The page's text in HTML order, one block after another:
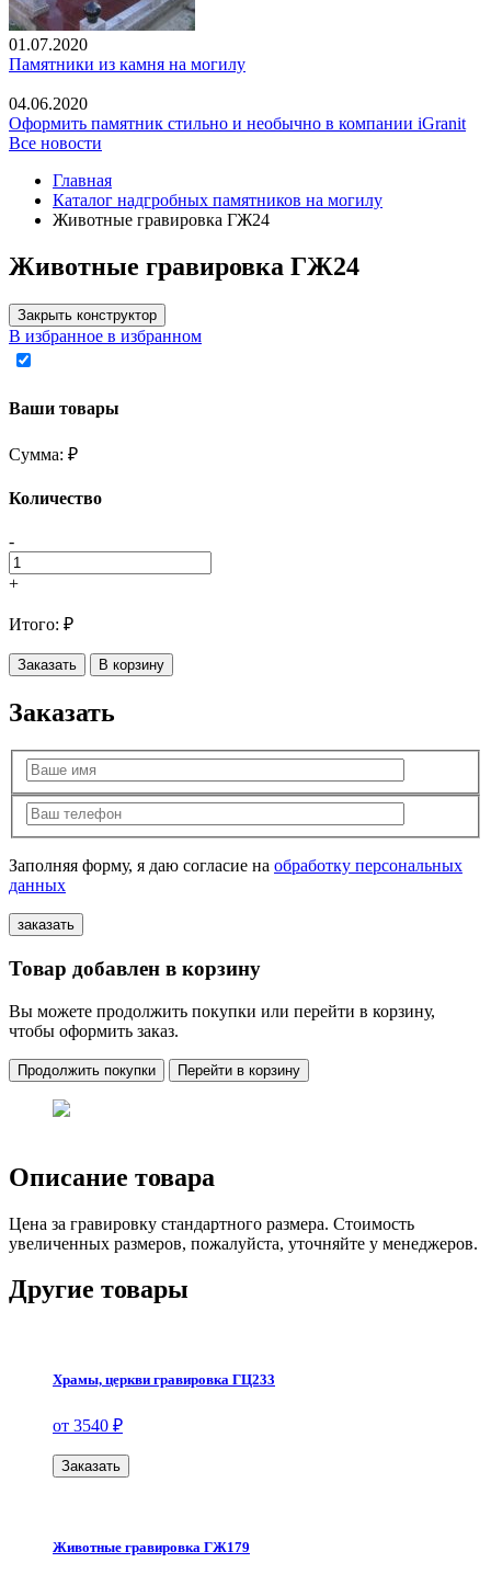
01.07.2020
Памятники из камня на могилу
04.06.2020
Оформить памятник стильно и необычно в компании iGranit
Все новости
Главная
Каталог надгробных памятников на могилу
Животные гравировка ГЖ24
Животные гравировка ГЖ24
Закрыть конструктор
В избранное в избранном
Ваши товары
Сумма: ₽
Количество
-
+
Итого: ₽
Заказать В корзину
Заказать
Заполняя форму, я даю согласие на обработку персональных
данных
Товар добавлен в корзину
Вы можете продолжить покупки или перейти в корзину,
чтобы оформить заказ.
Продолжить покупки Перейти в корзину
Описание товара
Цена за гравировку стандартного размера. Стоимость
увеличенных размеров, пожалуйста, уточняйте у менеджеров.
Другие товары
Храмы, церкви гравировка ГЦ233
от 3540 ₽
Заказать
Животные гравировка ГЖ179